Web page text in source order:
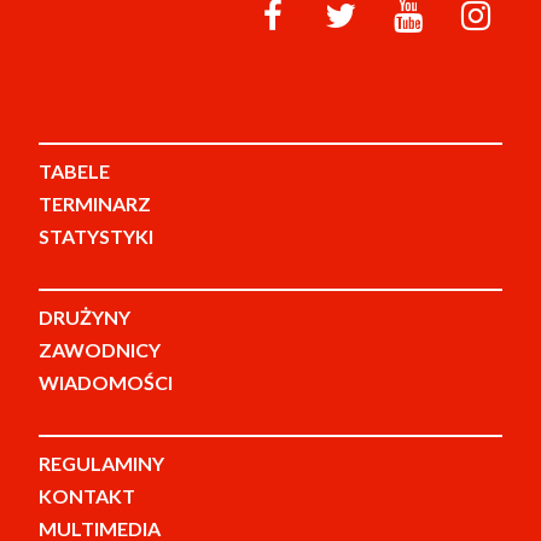
TABELE
TERMINARZ
STATYSTYKI
DRUŻYNY
ZAWODNICY
WIADOMOŚCI
REGULAMINY
KONTAKT
MULTIMEDIA